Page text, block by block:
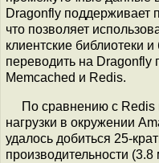
Dragonfly поддерживает
что позволяет
клиентские библиотеки
переводить на
Memcached и Redis.
По сравнению с Redis
нагрузки в окружении
удалось добиться 25-
производительности